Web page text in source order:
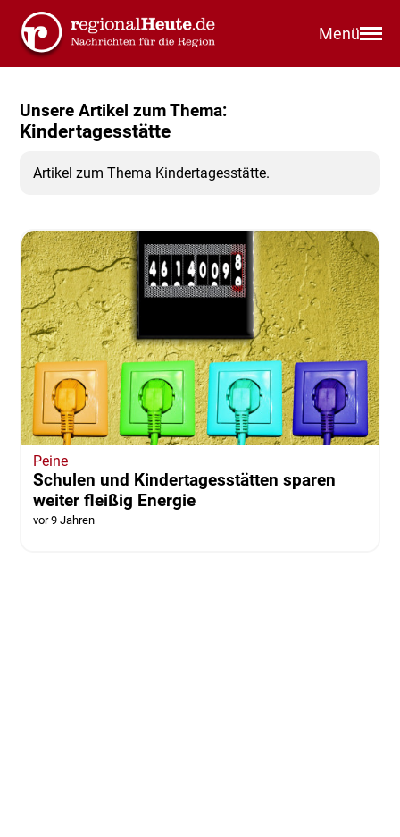
Menü
Unsere Artikel zum Thema:
Kindertagesstätte
Artikel zum Thema Kindertagesstätte.
Peine
Schulen und Kindertagesstätten sparen
weiter fleißig Energie
vor 9 Jahren